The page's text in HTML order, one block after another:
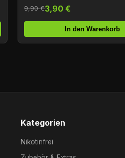
9,90 €3,90 €
In den Warenkorb
Kategorien
Nikotinfrei